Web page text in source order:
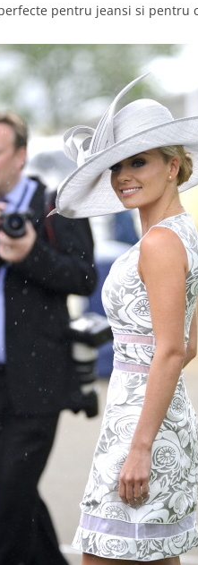
pentru jeansi si pentru